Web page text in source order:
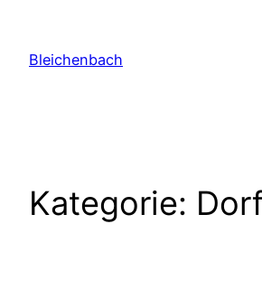
springen
Bleichenbach
Kategorie: